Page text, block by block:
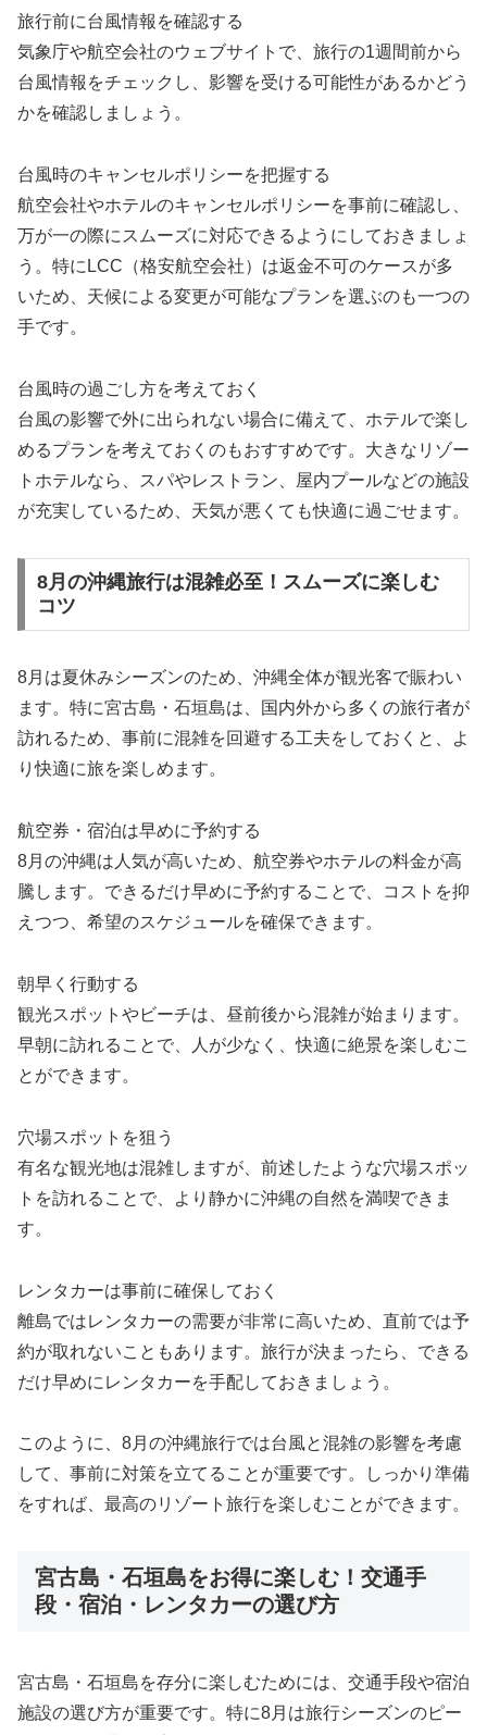
旅行前に台風情報を確認する
気象庁や航空会社のウェブサイトで、旅行の1週間前から
台風情報をチェックし、影響を受ける可能性があるかどう
かを確認しましょう。
台風時のキャンセルポリシーを把握する
航空会社やホテルのキャンセルポリシーを事前に確認し、
万が一の際にスムーズに対応できるようにしておきましょ
う。特にLCC（格安航空会社）は返金不可のケースが多
いため、天候による変更が可能なプランを選ぶのも一つの
手です。
台風時の過ごし方を考えておく
台風の影響で外に出られない場合に備えて、ホテルで楽し
めるプランを考えておくのもおすすめです。大きなリゾー
トホテルなら、スパやレストラン、屋内プールなどの施設
が充実しているため、天気が悪くても快適に過ごせます。
8月の沖縄旅行は混雑必至！スムーズに楽しむ
コツ
8月は夏休みシーズンのため、沖縄全体が観光客で賑わい
ます。特に宮古島・石垣島は、国内外から多くの旅行者が
訪れるため、事前に混雑を回避する工夫をしておくと、よ
り快適に旅を楽しめます。
航空券・宿泊は早めに予約する
8月の沖縄は人気が高いため、航空券やホテルの料金が高
騰します。できるだけ早めに予約することで、コストを抑
えつつ、希望のスケジュールを確保できます。
朝早く行動する
観光スポットやビーチは、昼前後から混雑が始まります。
早朝に訪れることで、人が少なく、快適に絶景を楽しむこ
とができます。
穴場スポットを狙う
有名な観光地は混雑しますが、前述したような穴場スポッ
トを訪れることで、より静かに沖縄の自然を満喫できま
す。
レンタカーは事前に確保しておく
離島ではレンタカーの需要が非常に高いため、直前では予
約が取れないこともあります。旅行が決まったら、できる
だけ早めにレンタカーを手配しておきましょう。
このように、8月の沖縄旅行では台風と混雑の影響を考慮
して、事前に対策を立てることが重要です。しっかり準備
をすれば、最高のリゾート旅行を楽しむことができます。
宮古島・石垣島をお得に楽しむ！交通手
段・宿泊・レンタカーの選び方
宮古島・石垣島を存分に楽しむためには、交通手段や宿泊
施設の選び方が重要です。特に8月は旅行シーズンのピー